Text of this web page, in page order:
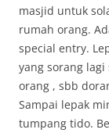
masjid untuk
rumah orang.
special entry.
yang sorang
orang , sbb
Sampai lepak
tumpang tido.